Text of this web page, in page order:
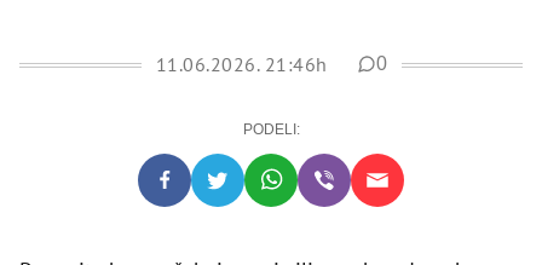
11.06.2026. 21:46h 0
PODELI: